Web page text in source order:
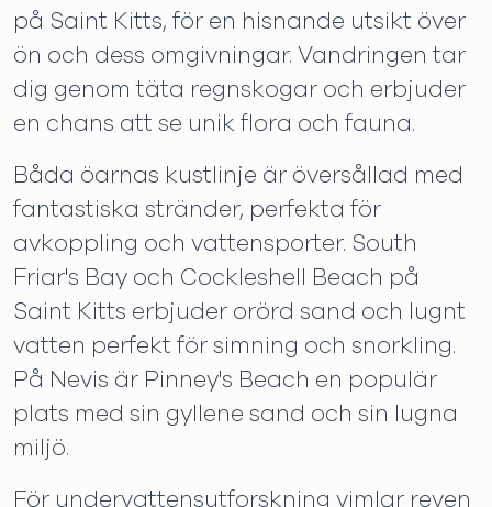
på Saint Kitts, för en hisnande utsikt över
ön och dess omgivningar. Vandringen tar
dig genom täta regnskogar och erbjuder
en chans att se unik flora och fauna.
Båda öarnas kustlinje är översållad med
fantastiska stränder, perfekta för
avkoppling och vattensporter. South
Friar's Bay och Cockleshell Beach på
Saint Kitts erbjuder orörd sand och lugnt
vatten perfekt för simning och snorkling.
På Nevis är Pinney's Beach en populär
plats med sin gyllene sand och sin lugna
miljö.
För undervattensutforskning vimlar reven